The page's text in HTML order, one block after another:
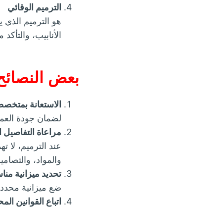
الترميم الوقائي
هو الترميم
الأنابيب،
بعض
الاستعانة
لضمان جودة
مراعاة التفاصيل
عند الترميم، لا
والمواد،
تحديد ميزانية
ضع ميزانية
اتباع القوانين